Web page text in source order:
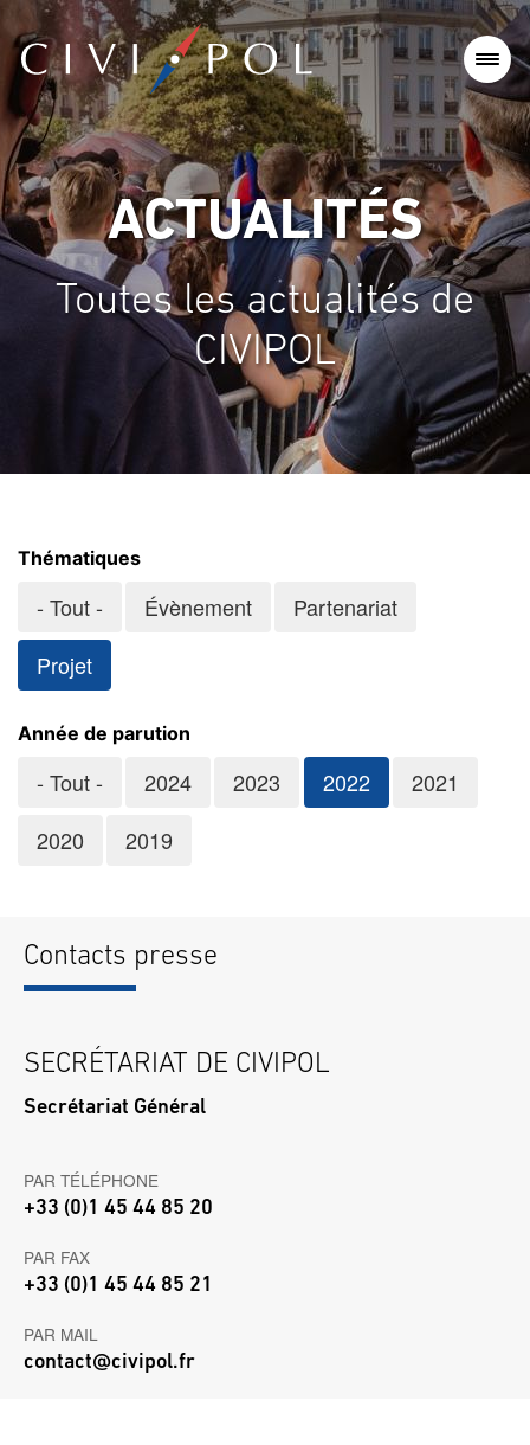
ACTUALITÉS
Toutes les actualités de
CIVIPOL
Thématiques
- Tout - Évènement
Partenariat
Projet
Année de parution
- Tout - 2024 2023 2022
2021
2020
2019
Contacts presse
SECRÉTARIAT DE CIVIPOL
Secrétariat Général
PAR TÉLÉPHONE
+33 (0)1 45 44 85 20
PAR FAX
+33 (0)1 45 44 85 21
PAR MAIL
contact@civipol.fr